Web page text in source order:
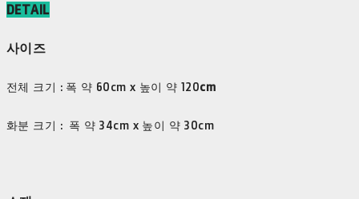
DETAIL
사이즈
전체 크기 : 폭 약 60cm x 높이 약 120cm
화분 크기 : 폭 약 34cm x 높이 약 30cm